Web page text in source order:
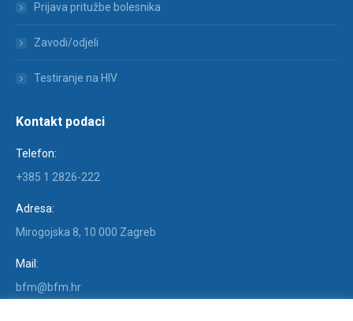
Prijava pritužbe bolesnika
Zavodi/odjeli
Testiranje na HIV
Kontakt podaci
Telefon:
+385 1 2826-222
Adresa:
Mirogojska 8, 10 000 Zagreb
Mail:
bfm@bfm.hr